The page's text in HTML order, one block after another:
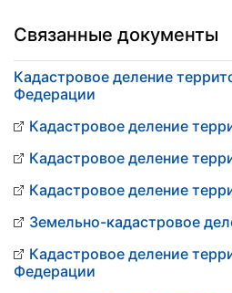
Связанные документы
Кадастровое деление
Федерации
Кадастровое деление
Кадастровое деление
Кадастровое деление
Земельно-кадастровое
Кадастровое деление
Федерации